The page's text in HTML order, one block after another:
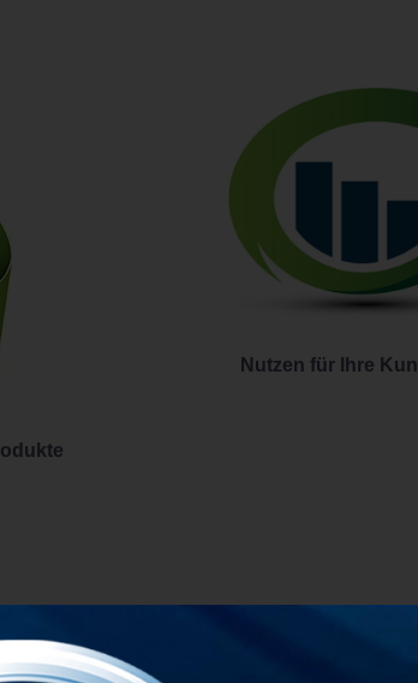
Nutzen für Ihre
uns!